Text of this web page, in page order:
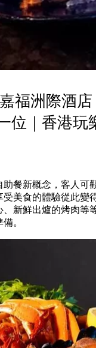
福洲際酒
位｜香港玩
餐新概念，客人可
美食的體驗從此變
新鮮出爐的烤肉等
。